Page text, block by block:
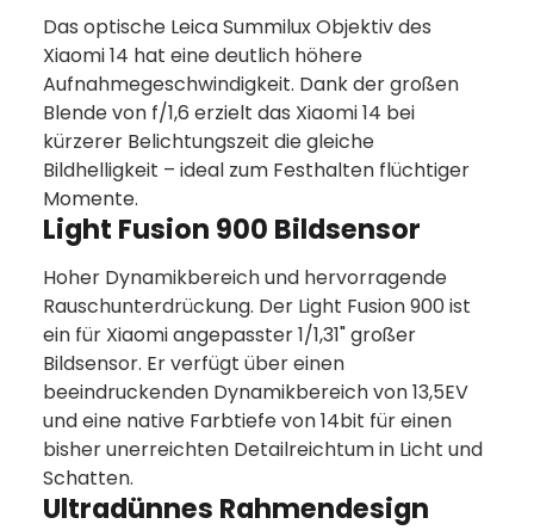
Das optische Leica Summilux Objektiv des
Xiaomi 14 hat eine deutlich höhere
Aufnahmegeschwindigkeit. Dank der großen
Blende von f/1,6 erzielt das Xiaomi 14 bei
kürzerer Belichtungszeit die gleiche
Bildhelligkeit – ideal zum Festhalten flüchtiger
Momente.
Light Fusion 900 Bildsensor
Hoher Dynamikbereich und hervorragende
Rauschunterdrückung. Der Light Fusion 900 ist
ein für Xiaomi angepasster 1/1,31" großer
Bildsensor. Er verfügt über einen
beeindruckenden Dynamikbereich von 13,5EV
und eine native Farbtiefe von 14bit für einen
bisher unerreichten Detailreichtum in Licht und
Schatten.
Ultradünnes Rahmendesign